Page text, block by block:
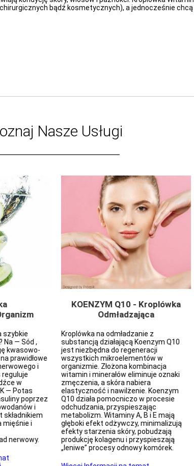
bądź kosmetycznych), a jednocześnie
Nasze Usługi
szybkie
Na — Sód ,
kwasowo-
prawidłowe
i
reguluje
w
— Potas
poprzez
i
składnikiem
mięśnie i
nerwowy.
KOENZYM Q10 - Kroplówka
Odmładzająca
Kroplówka na odmładzanie z
substancją działającą Koenzym Q10
jest niezbędna do regeneracji
wszystkich mikroelementów w
organizmie. Złożona kombinacja
witamin i minerałów eliminuje oznaki
zmęczenia, a skóra nabiera
elastyczność i nawilżenie. Koenzym
Q10 działa pomocniczo w procesie
odchudzania, przyspieszając
metabolizm. Witaminy A, B i E mają
głęboki efekt odżywczy, minimalizują
efekty starzenia skóry, pobudzają
produkcję kolagenu i przyspieszają
„leniwe” procesy odnowy komórek.